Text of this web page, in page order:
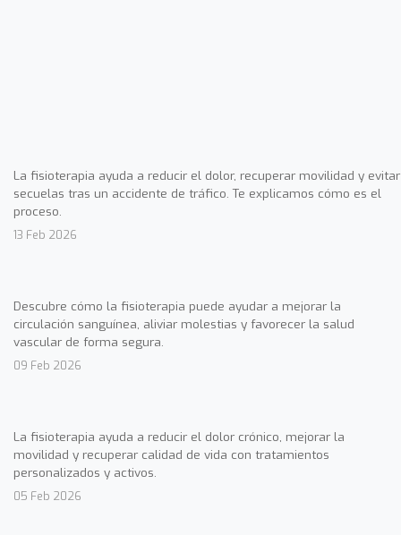
La fisioterapia ayuda a reducir el dolor, recuperar movilidad y evitar
secuelas tras un accidente de tráfico. Te explicamos cómo es el
proceso.
13 Feb 2026
Descubre cómo la fisioterapia puede ayudar a mejorar la
circulación sanguínea, aliviar molestias y favorecer la salud
vascular de forma segura.
09 Feb 2026
La fisioterapia ayuda a reducir el dolor crónico, mejorar la
movilidad y recuperar calidad de vida con tratamientos
personalizados y activos.
05 Feb 2026